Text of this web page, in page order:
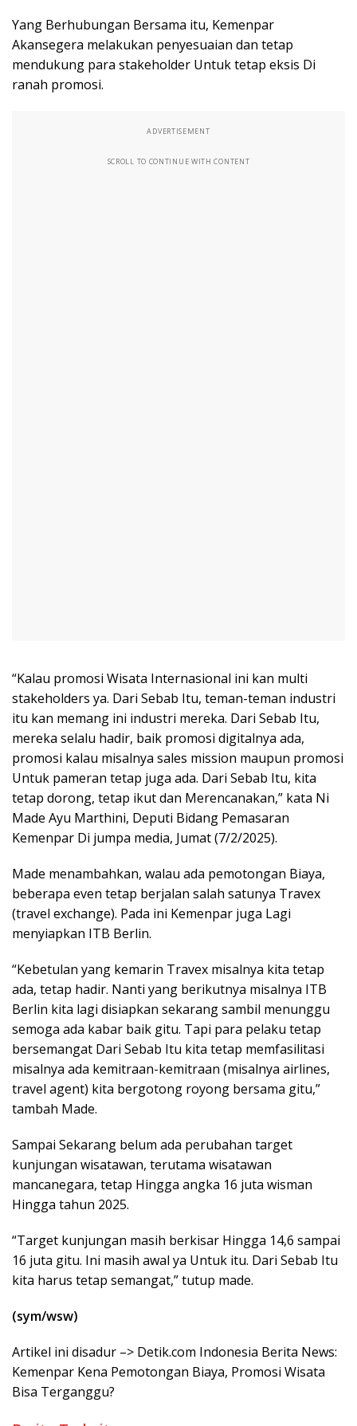
Yang Berhubungan Bersama itu, Kemenpar
Akansegera melakukan penyesuaian dan tetap
mendukung para stakeholder Untuk tetap eksis Di
ranah promosi.
ADVERTISEMENT
SCROLL TO CONTINUE WITH CONTENT
“Kalau promosi Wisata Internasional ini kan multi
stakeholders ya. Dari Sebab Itu, teman-teman industri
itu kan memang ini industri mereka. Dari Sebab Itu,
mereka selalu hadir, baik promosi digitalnya ada,
promosi kalau misalnya sales mission maupun promosi
Untuk pameran tetap juga ada. Dari Sebab Itu, kita
tetap dorong, tetap ikut dan Merencanakan,” kata Ni
Made Ayu Marthini, Deputi Bidang Pemasaran
Kemenpar Di jumpa media, Jumat (7/2/2025).
Made menambahkan, walau ada pemotongan Biaya,
beberapa even tetap berjalan salah satunya Travex
(travel exchange). Pada ini Kemenpar juga Lagi
menyiapkan ITB Berlin.
“Kebetulan yang kemarin Travex misalnya kita tetap
ada, tetap hadir. Nanti yang berikutnya misalnya ITB
Berlin kita lagi disiapkan sekarang sambil menunggu
semoga ada kabar baik gitu. Tapi para pelaku tetap
bersemangat Dari Sebab Itu kita tetap memfasilitasi
misalnya ada kemitraan-kemitraan (misalnya airlines,
travel agent) kita bergotong royong bersama gitu,”
tambah Made.
Sampai Sekarang belum ada perubahan target
kunjungan wisatawan, terutama wisatawan
mancanegara, tetap Hingga angka 16 juta wisman
Hingga tahun 2025.
“Target kunjungan masih berkisar Hingga 14,6 sampai
16 juta gitu. Ini masih awal ya Untuk itu. Dari Sebab Itu
kita harus tetap semangat,” tutup made.
(sym/wsw)
Artikel ini disadur –> Detik.com Indonesia Berita News:
Kemenpar Kena Pemotongan Biaya, Promosi Wisata
Bisa Terganggu?